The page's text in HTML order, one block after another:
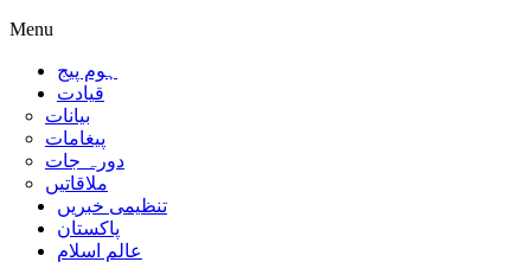
Menu
ہوم پیج
قیادت
بیانات
پیغامات
دورہ جات
ملاقاتیں
تنظیمی خبریں
پاکستان
عالم اسلام